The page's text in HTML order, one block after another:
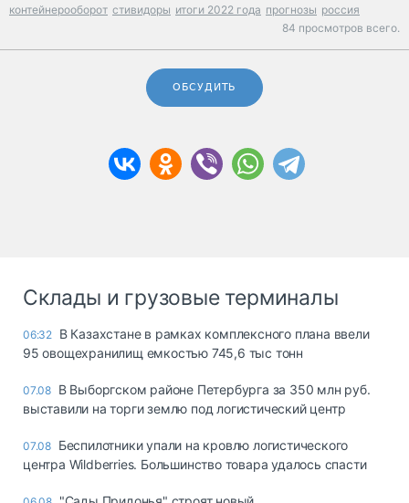
контейнерооборот стивидоры итоги 2022 года прогнозы россия
84 просмотров всего.
ОБСУДИТЬ
Склады и грузовые терминалы
06:32 В Казахстане в рамках комплексного плана ввели
95 овощехранилищ емкостью 745,6 тыс тонн
07.08 В Выборгском районе Петербурга за 350 млн руб.
выставили на торги землю под логистический центр
07.08 Беспилотники упали на кровлю логистического
центра Wildberries. Большинство товара удалось спасти